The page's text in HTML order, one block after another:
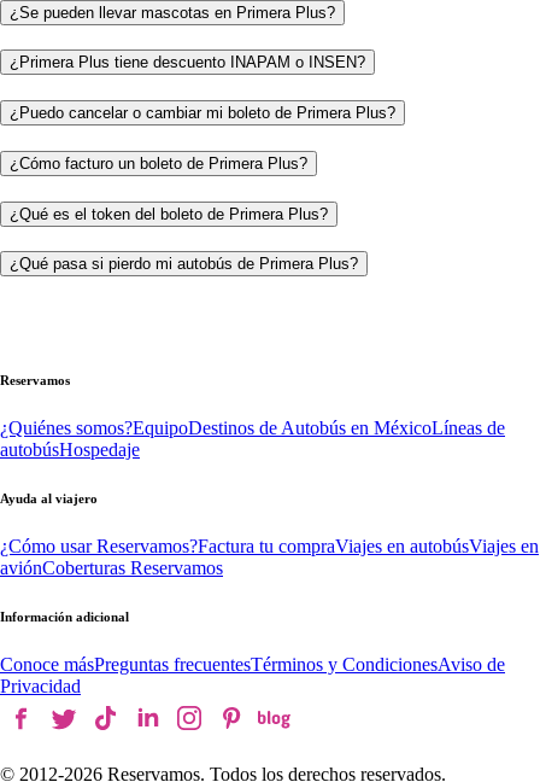
¿Se pueden llevar mascotas en Primera Plus?
¿Primera Plus tiene descuento INAPAM o INSEN?
¿Puedo cancelar o cambiar mi boleto de Primera Plus?
¿Cómo facturo un boleto de Primera Plus?
¿Qué es el token del boleto de Primera Plus?
¿Qué pasa si pierdo mi autobús de Primera Plus?
Reservamos
¿Quiénes somos?EquipoDestinos de Autobús en MéxicoLíneas de
autobúsHospedaje
Ayuda al viajero
¿Cómo usar Reservamos?Factura tu compraViajes en autobúsViajes en
aviónCoberturas Reservamos
Información adicional
Conoce másPreguntas frecuentesTérminos y CondicionesAviso de
Privacidad
© 2012-2026 Reservamos. Todos los derechos reservados.